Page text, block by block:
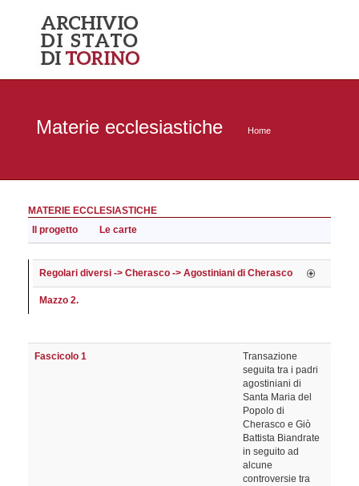
Materie ecclesiastiche Home
MATERIE ECCLESIASTICHE
Il progetto
Le carte
Regolari diversi -> Cherasco -> Agostiniani di Cherasco
Mazzo 2.
Fascicolo 1
Transazione
seguita tra i padri
agostiniani di
Santa Maria del
Popolo di
Cherasco e Giò
Battista Biandrate
in seguito ad
alcune
controversie tra